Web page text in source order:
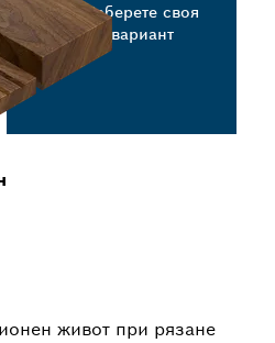
живот при рязане
Изберете своя
вариант